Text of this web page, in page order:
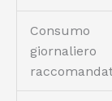
Consumo
giornaliero